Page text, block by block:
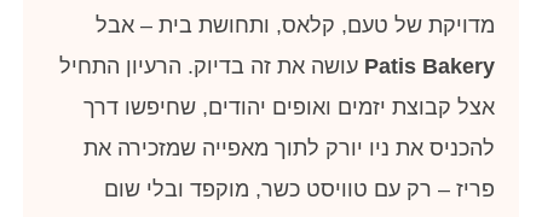
מדויקת של טעם, קלאס, ותחושת בית – אבל
Patis Bakery עושה את זה בדיוק. הרעיון התחיל
אצל קבוצת יזמים ואופים יהודים, שחיפשו דרך
להכניס את ניו יורק לתוך מאפייה שמזכירה את
פריז – רק עם טוויסט כשר, מוקפד ובלי שום